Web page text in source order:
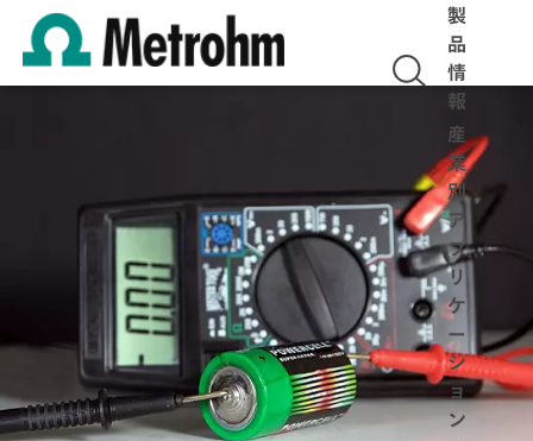
製
品
情
報
産
業
別
ア
プ
リ
ケ
ー
シ
ョ
ン